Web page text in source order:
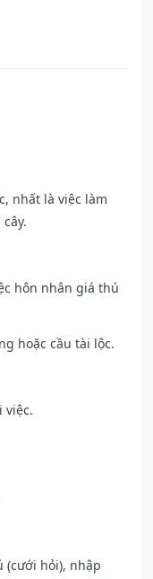
nhất là việc làm
hôn nhân giá thú
hoặc cầu tài lộc.
việc.
(cưới hỏi), nhập